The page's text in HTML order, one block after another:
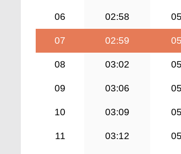
06 02:58
07 02:59
08 03:02
09 03:06
10 03:09
11 03:12